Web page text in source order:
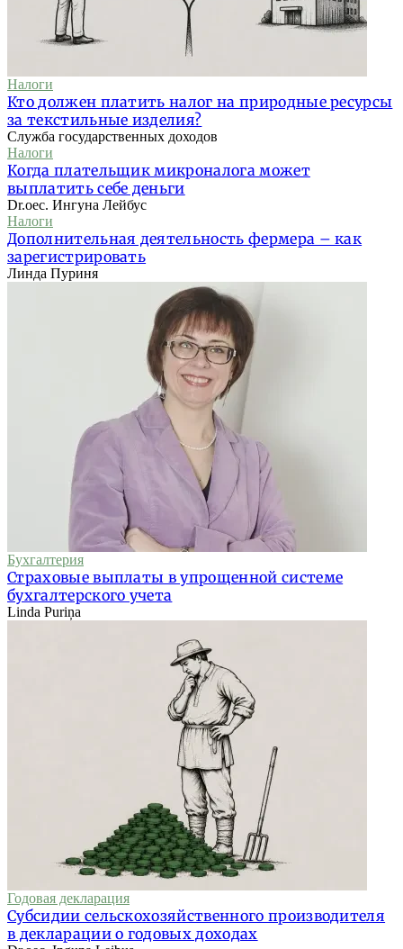
Налоги
Кто должен платить налог на природные ресурсы
за текстильные изделия?
Служба государственных доходов
Налоги
Когда плательщик микроналога может
выплатить себе деньги
Dr.oec. Ингуна Лейбус
Налоги
Дополнительная деятельность фермера – как
зарегистрировать
Линда Пуриня
Бухгалтерия
Страховые выплаты в упрощенной системе
бухгалтерского учета
Linda Puriņa
Годовая декларация
Субсидии сельскохозяйственного производителя
в декларации о годовых доходах